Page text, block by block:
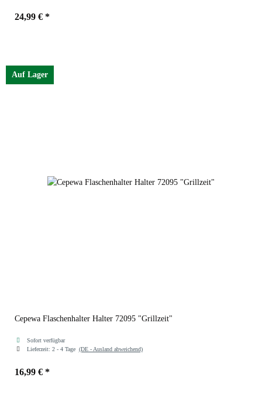
24,99 € *
Auf Lager
Cepewa Flaschenhalter Halter 72095 "Grillzeit"
Sofort verfügbar
Lieferzeit: 2 - 4 Tage (DE - Ausland abweichend)
16,99 € *